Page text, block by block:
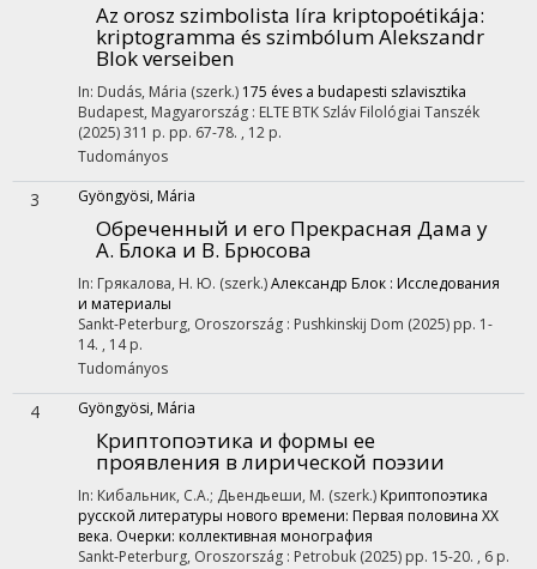
Az orosz szimbolista líra kriptopoétikája:
kriptogramma és szimbólum Alekszandr
Blok verseiben
In: Dudás, Mária (szerk.) 175 éves a budapesti szlavisztika
Budapest, Magyarország : ELTE BTK Szláv Filológiai Tanszék
(2025)311 p. pp. 67-78. , 12 p.
Tudományos
3 Gyöngyösi, Mária
Обреченный и его Прекрасная Дама у
А. Блока и В. Брюсова
In: Грякалова, Н. Ю. (szerk.)Александр Блок : Исследования
и материалы
Sankt-Peterburg, Oroszország : Pushkinskij Dom (2025) pp. 1-
14. , 14 p.
Tudományos
4 Gyöngyösi, Mária
Криптопоэтика и формы ее
проявления в лирической поэзии
In: Кибальник, С.А.; Дьендьеши, M. (szerk.) Криптопоэтика
русской литературы нового времени: Первая половина XX
века. Очерки: коллективная монография
Sankt-Peterburg, Oroszország : Petrobuk (2025) pp. 15-20. , 6 p.